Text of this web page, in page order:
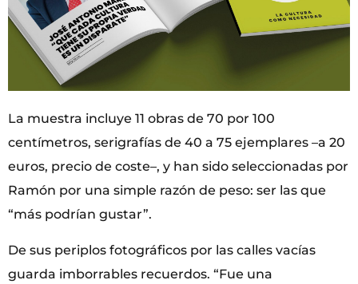
La muestra incluye 11 obras de 70 por 100
centímetros, serigrafías de 40 a 75 ejemplares –a 20
euros, precio de coste–, y han sido seleccionadas por
Ramón por una simple razón de peso: ser las que
“más podrían gustar”.
De sus periplos fotográficos por las calles vacías
guarda imborrables recuerdos. “Fue una